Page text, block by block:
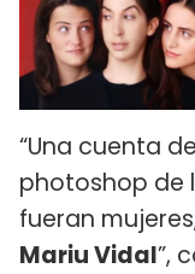
“Una cuenta
photoshop de
fueran
Mariu Vidal”,